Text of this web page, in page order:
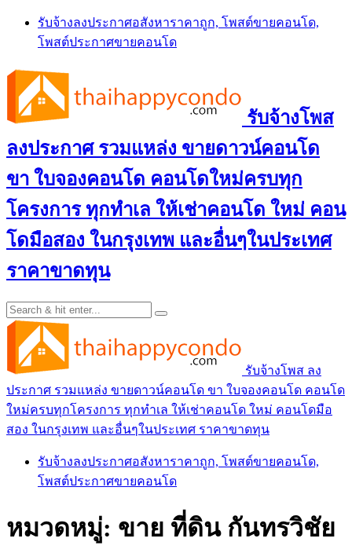
Skip
content
รับจ้างลงประกาศอสังหาราคาถูก, โพสต์ขายคอนโด,
โพสต์ประกาศขายคอนโด
รับจ้างโพส
ลงประกาศ รวมแหล่ง ขายดาวน์คอนโด
ขา ใบจองคอนโด คอนโดใหม่ครบทุก
โครงการ ทุกทำเล ให้เช่าคอนโด ใหม่ คอน
โดมือสอง ในกรุงเทพ และอื่นๆในประเทศ
ราคาขาดทุน
รับจ้างโพส ลง
ประกาศ รวมแหล่ง ขายดาวน์คอนโด ขา ใบจองคอนโด คอนโด
ใหม่ครบทุกโครงการ ทุกทำเล ให้เช่าคอนโด ใหม่ คอนโดมือ
สอง ในกรุงเทพ และอื่นๆในประเทศ ราคาขาดทุน
รับจ้างลงประกาศอสังหาราคาถูก, โพสต์ขายคอนโด,
โพสต์ประกาศขายคอนโด
หมวดหมู่: ขาย ที่ดิน กันทรวิชัย